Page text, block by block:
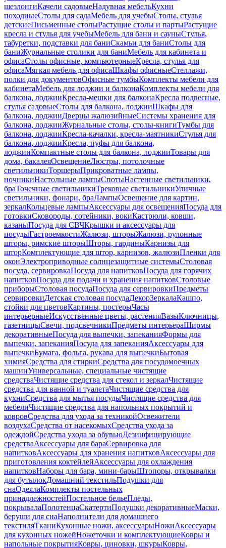
шезлонгиКачели садовыеНадувная мебельКухни
походныеСтолы для садаМебель для учебыСтолы, стулья
детскиеПисьменные столыРастущие столы и партыРастущие
кресла и стулья для учебыМебель для бани и сауныСтулья,
табуретки, подставки для баниСкамьи для баниСтолы для
баниЖурнальные столики для баниМебель для кабинета и
офисаСтолы офисные, компьютерныеКресла, стулья для
офисаМягкая мебель для офисаШкафы офисныеСтеллажи,
полки для документовОфисные тумбыКомплекты мебели для
кабинетаМебель для лоджии и балконаКомплекты мебели для
балкона, лоджииКресла-мешки для балконаКресла подвесные,
стулья садовыеСтолы для балкона, лоджииШкафы для
балкона, лоджииДверцы жалюзийныеСистемы хранения для
балкона, лоджииЖурнальные столы, столы-книгиТумбы для
балкона, лоджииКресла-качалки, кресла-маятникиСтулья для
балкона, лоджииКресла, пуфы для балкона,
лоджииКомпактные столы для балкона, лоджииТовары для
дома, бакалеяОсвещениеЛюстры, потолочные
светильникиТоршерыПрикроватные лампы,
ночникиНастольные лампыСпотыНастенные светильники,
браТочечные светильникиТрековые светильникиУличные
светильники, фонари, браЛампыОсвещение для картин,
зеркалКольцевые лампыАксессуары для освещенияПосуда для
готовкиСковороды, сотейники, вокиКастрюли, ковши,
казаныПосуда для СВЧКрышки и аксессуары для
посудыГастроемкостиЖалюзи, шторыЖалюзи, рулонные
шторы, римские шторыШторы, гардиныКарнизы для
шторКомплектующие для штор, карнизов, жалюзиПленки для
оконЭлектроприводные солнцезащитные системыСтоловая
посуда, сервировкаПосуда для напитковПосуда для горячих
напитковПосуда для подачи и хранения напитковСтоловые
приборыСтоловая посудаПосуда для сервировкиПредметы
сервировкиДетская столовая посудаДекорЗеркалаКашпо,
стойки для цветовКартины, постерыЧасы
интерьерныеИскусственные цветы, растенияВазыКлючницы,
газетницыСвечи, подсвечникиПредметы интерьераШирмы
декоративныеПосуда для выпечки, запеканияФормы для
выпечки, запеканияПосуда для запеканияАксессуары для
выпечкиБумага, фольга, рукава для выпечкиБытовая
химияСредства для стиркиСредства для посудомоечных
машинУниверсальные, специальные чистящие
средстваЧистящие средства для стекол и зеркалЧистящие
средства для ванной и туалетаЧистящие средства для
кухниСредства для мытья посудыЧистящие средства для
мебелиЧистящие средства для напольных покрытий и
ковровСредства для ухода за техникойОсвежители
воздухаСредства от насекомыхСредства ухода за
одеждойСредства ухода за обувьюДезинфицирующие
средстваАксессуары для бараСервировка для
напитковАксессуары для хранения напитковАксессуары для
приготовления коктейлейАксессуары для охлаждения
напитковНаборы для бара, мини-барыШтопоры, открывалки
для бутылокДомашний текстильПодушки для
снаОдеялаКомплекты постельных
принадлежностейПостельное бельеПледы,
покрывалаПолотенцаСкатертиПодушки декоративныеМаски,
беруши для снаНаполнители для домашнего
текстиляТканиКухонные ножи, аксессуарыНожиАксессуары
для кухонных ножейНожеточки и комплектующиеКовры и
напольные покрытияКовры, циновки, шкурыКовры,